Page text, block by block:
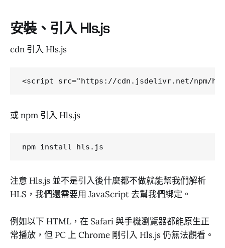
安裝、引入 Hls.js
cdn 引入 Hls.js
或 npm 引入 Hls.js
注意 Hls.js 並不是引入後什麼都不做就能幫我們解析
HLS，我們還需要用 JavaScript 去幫我們綁定。
例如以下 HTML，在 Safari 與手機瀏覽器都能原生正
常播放，但 PC 上 Chrome 剛引入 Hls.js 仍無法觀看。